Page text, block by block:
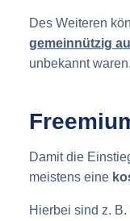
Des Weiteren
gemeinnützig
unbekannt waren.
Damit die
meistens eine
Hierbei sind z.